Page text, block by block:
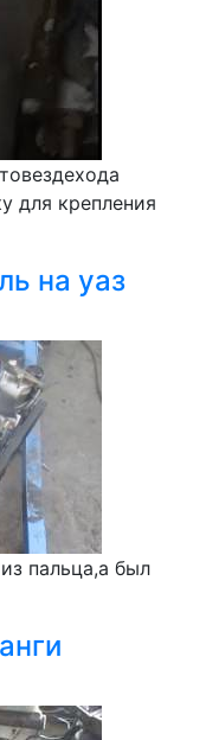
для крепления
на уаз
пальца,а был